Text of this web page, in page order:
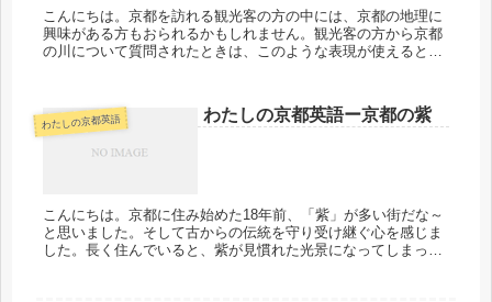
こんにちは。京都を訪れる観光客の方の中には、京都の地理に
興味がある方もおられるかもしれません。観光客の方から京都
の川について質問されたときは、このような表現が使えると思
わたしの京都英語 わたしの京都英語ー京都の紫
こんにちは。京都に住み始めた18年前、「紫」が多い街だな～
と思いました。そして古からの伝統を守り受け継ぐ心を感じま
した。長く住んでいると、紫が見慣れた光景になってしまった